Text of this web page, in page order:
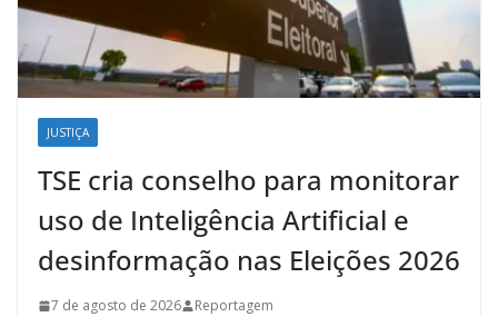
JUSTIÇA
TSE cria conselho para monitorar
uso de Inteligência Artificial e
desinformação nas Eleições 2026
7 de agosto de 2026 Reportagem